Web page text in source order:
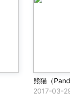
熊猫（
2017-03-